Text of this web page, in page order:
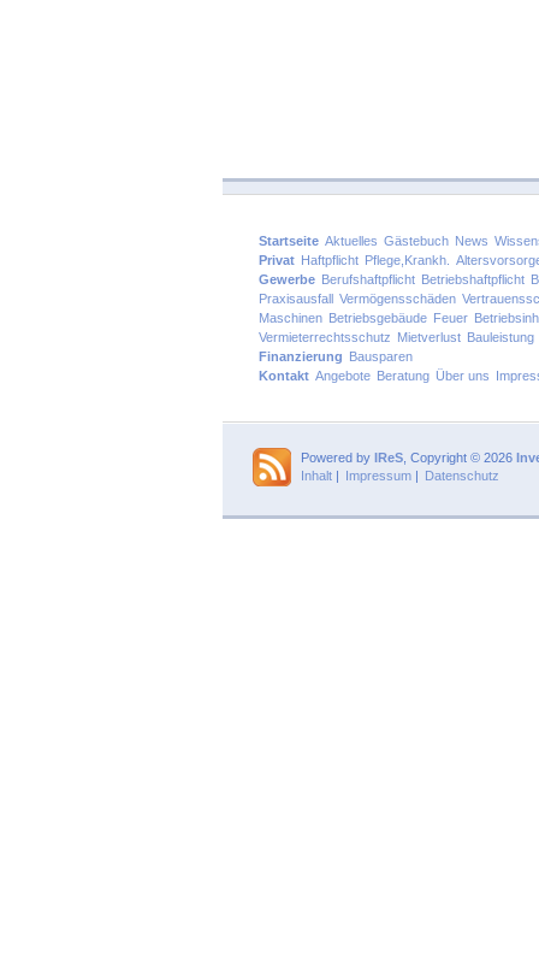
Startseite Aktuelles Gästebuch News
Privat Haftpflicht Pflege,Krankh.
Gewerbe Berufshaftpflicht Betriebshaftpflicht
Praxisausfall Vermögensschäden
Maschinen Betriebsgebäude Feuer
Vermieterrechtsschutz Mietverlust Bauleistung
Finanzierung Bausparen
Kontakt Angebote Beratung Über uns
Powered by IReS , Copyright © 2026
Inhalt | Impressum | Datenschutz